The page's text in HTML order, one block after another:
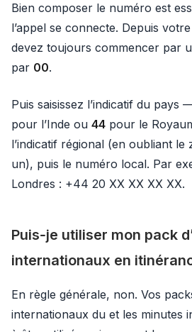
Bien composer le numéro est
l’appel se connecte. Depuis
devez toujours commencer par
par 00.
Puis saisissez l’indicatif du pays
pour l’Inde ou 44 pour le
l’indicatif régional (en oubliant le
un), puis le numéro local. Par
Londres : +44 20 XX XX XX XX.
Puis‑je utiliser mon pack
internationaux en
En règle générale, non. Vos
internationaux du et les minutes